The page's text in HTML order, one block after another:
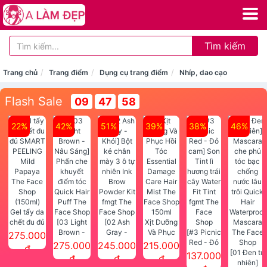
Tìm kiếm
Trang chủ Trang điểm Dụng cụ trang điểm Nhíp, dao cạo
Flash Sale 09 47 57
22%
Gel tẩy da
chết đu đủ
SMART
PEELING
275.000
đ
42%
[03 Light
Brown -
Nâu Sáng]
Phấn che
275.000
đ
51%
[02 Ash
Gray -
Khói] Bột
kẻ chân
245.000
đ
39%
Xịt Dưỡng
Và Phục
Hồi Tóc
Essential
215.000
đ
38%
[#3 Picnic
Red - Đỏ
cam] Son
137.000
46%
[01 Đen tự
nhiên]